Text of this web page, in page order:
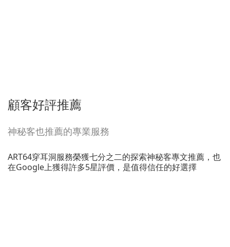
顧客好評推薦
神秘客也推薦的專業服務
ART64穿耳洞服務榮獲七分之二的探索神秘客專文推薦，也
在Google上獲得許多5星評價，是值得信任的好選擇